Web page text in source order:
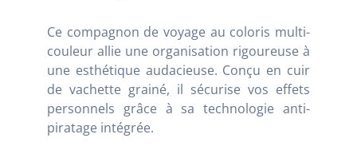
Ce compagnon de voyage au coloris multi-
couleur allie une organisation rigoureuse à
une esthétique audacieuse. Conçu en cuir
de vachette grainé, il sécurise vos effets
personnels grâce à sa technologie anti-
piratage intégrée.